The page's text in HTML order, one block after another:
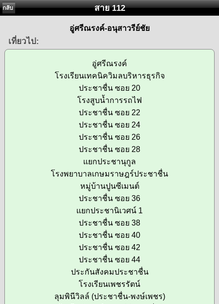
กลับ สาย 112
อู่ศรีณรงค์-อนุสาวรีย์ชัย
เที่ยวไป:
อู่ศรีณรงค์
โรงเรียนเทคนิควิมลบริหารธุรกิจ
ประชาชื่น ซอย 20
โรงสูบน้ำการรถไฟ
ประชาชื่น ซอย 22
ประชาชื่น ซอย 24
ประชาชื่น ซอย 26
ประชาชื่น ซอย 28
แยกประชานุกูล
โรงพยาบาลเกษมราษฎร์ประชาชื่น
หมู่บ้านปูนซีเมนต์
ประชาชื่น ซอย 36
แยกประชานิเวศน์ 1
ประชาชื่น ซอย 38
ประชาชื่น ซอย 40
ประชาชื่น ซอย 42
ประชาชื่น ซอย 44
ประกันสังคมประชาชื่น
โรงเรียนเพชรรัตน์
ลุมพินีวิลล์ (ประชาชื่น-พงษ์เพชร)